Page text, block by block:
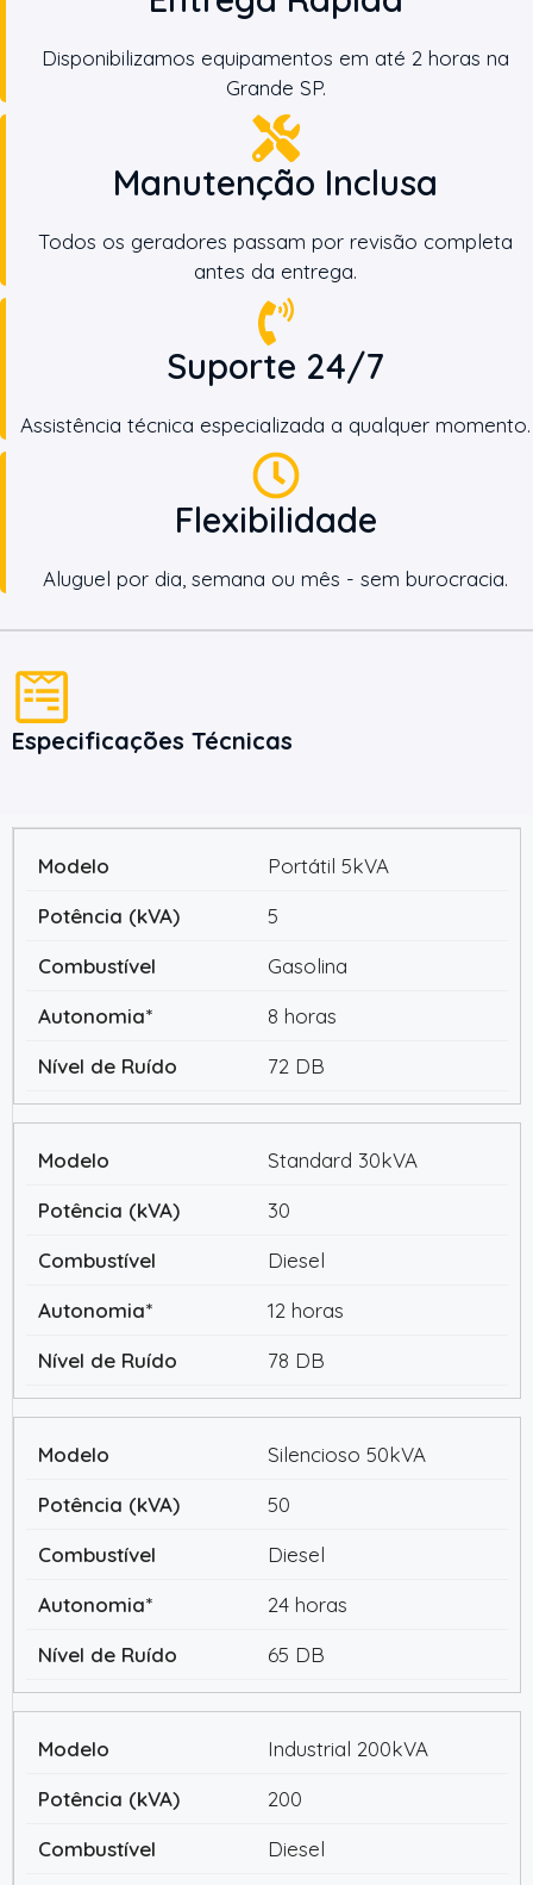
Disponibilizamos equipamentos em até 2 horas na
Grande SP.
Manutenção Inclusa
Todos os geradores passam por revisão completa
antes da entrega.
Suporte 24/7
Assistência técnica especializada a qualquer momento.
Flexibilidade
Aluguel por dia, semana ou mês - sem burocracia.
Especificações Técnicas
Portátil 5kVA
5
Gasolina
8 horas
72 DB
Standard 30kVA
30
Diesel
12 horas
78 DB
Silencioso 50kVA
50
Diesel
24 horas
65 DB
Industrial 200kVA
200
Diesel